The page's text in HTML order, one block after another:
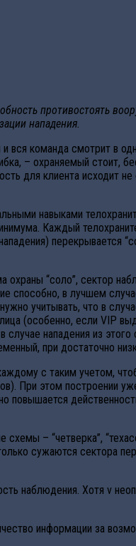
противостоять
нападения.
команда смотрит в
– охраняемый стоит,
для клиента исходит
навыками
Каждый
“соло”, сектор
способно, в лучшем
учитывать, что в
(особенно, если VIP
нападения из
при достаточно
с таким учетом,
При этом построении
– “четверка”,
сужаются сектора
наблюдения. Хотя v
информации за